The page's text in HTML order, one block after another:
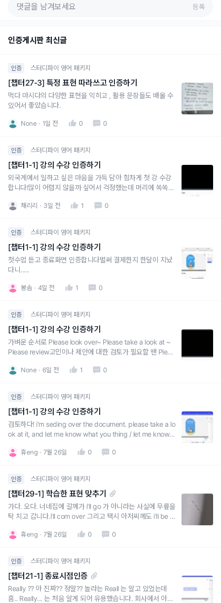
등록
인증게시판 최신글
인증 스터디파이 영어 패키지
[챕터27-3] 특정 표현 따라쓰고 인증하기
먹다 마시다의 다양한 표현을 익히고 , 활용 문장들도 배울 수
있어서 좋았습니다.
None 1일 전 0 0
인증 스터디파이 영어 패키지
[챕터1-1] 강의 수강 인증하기
외국계에서 일하고 싶은 마음을 가득 담아 힘차게 첫 강 수강
합니다!많이 어렵지 않을까 싶어서 걱정했는데 머리에 쏙쏙
채리리 3일 전 1 0
인증 스터디파이 영어 패키지
[챕터1-1] 강의 수강 인증하기
첫수업 듣고 종료화면 인증합니다벌써 결제한지 한달이 지났
다니.....
봉솜 4일 전 1 0
인증 스터디파이 영어 패키지
[챕터1-1] 강의 수강 인증하기
가벼운 순서로 Please look over~ Please take a look at ~
Please review고민이나 제안에 대한 검토가 필요할 땐 Pleas
w 사용None 6일 전 1 0
인증 스터디파이 영어 패키지
[챕터1-1] 강의 수강 인증하기
검토하다! i'm seding over the document. please take a lo
ok at it, and let me know what you thing / let me know if
er the proposal I sent you last nigh
휴eng 7월 26일 0 0
인증 스터디파이 영어 패키지
[챕터29-1] 학습한 표현 맞추기
가다. 오다. 너네집에 갈께가 i'll go 가 아니라는 사실에 무릎을
탁 치고 갑니다.i'll com over 그리고 택시 아저씨께도 i'll be ri
0분준다. 에서 I give you 10 minutes, tops. 배우자에게도
휴eng 7월 26일 0 0
인증 스터디파이 영어 패키지
[챕터21-1] 종료시점인증
Really ?? 아 진짜?? 정말?? 놀라는 Reall 는 알고 있었는데
흠.. Really... 는 처음 알게 되어 유용했습니다. 회사에서 아주